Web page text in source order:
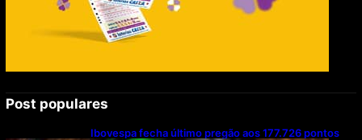
Post populares
Ibovespa fecha último pregão aos 177.726 pontos